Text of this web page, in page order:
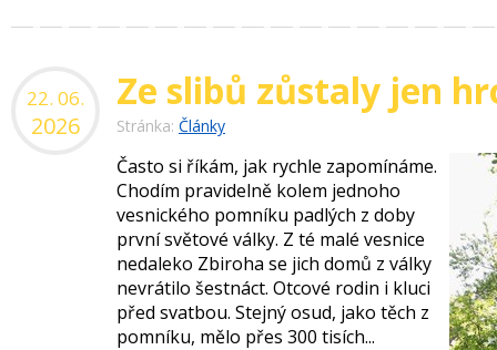
22. 06.
2026
Ze slibů zůstaly jen
Stránka: Články
Často si říkám, jak rychle zapomínáme.
Chodím pravidelně kolem jednoho
vesnického pomníku padlých z doby
první světové války. Z té malé vesnice
nedaleko Zbiroha se jich domů z války
nevrátilo šestnáct. Otcové rodin i kluci
před svatbou. Stejný osud, jako těch z
pomníku, mělo přes 300 tisích...